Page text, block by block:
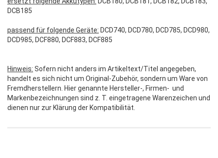
DCB185
passend für folgende Geräte: DCD740, DCD780, DCD785, DCD980,
DCD985, DCF880, DCF883, DCF885
Hinweis: Sofern nicht anders im Artikeltext/Titel angegeben,
handelt es sich nicht um Original-Zubehör, sondern um Ware von
Fremdherstellern. Hier genannte Hersteller-, Firmen- und
Markenbezeichnungen sind z. T. eingetragene Warenzeichen und
dienen nur zur Klärung der Kompatibilität.